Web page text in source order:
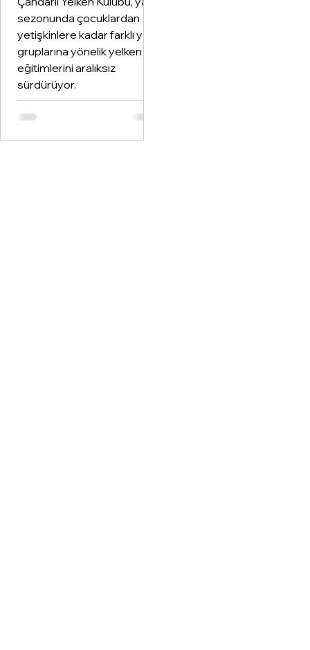
sezonunda çocuklardan
yetişkinlere kadar farklı yaş
gruplarına yönelik yelken
eğitimlerini aralıksız
sürdürüyor.